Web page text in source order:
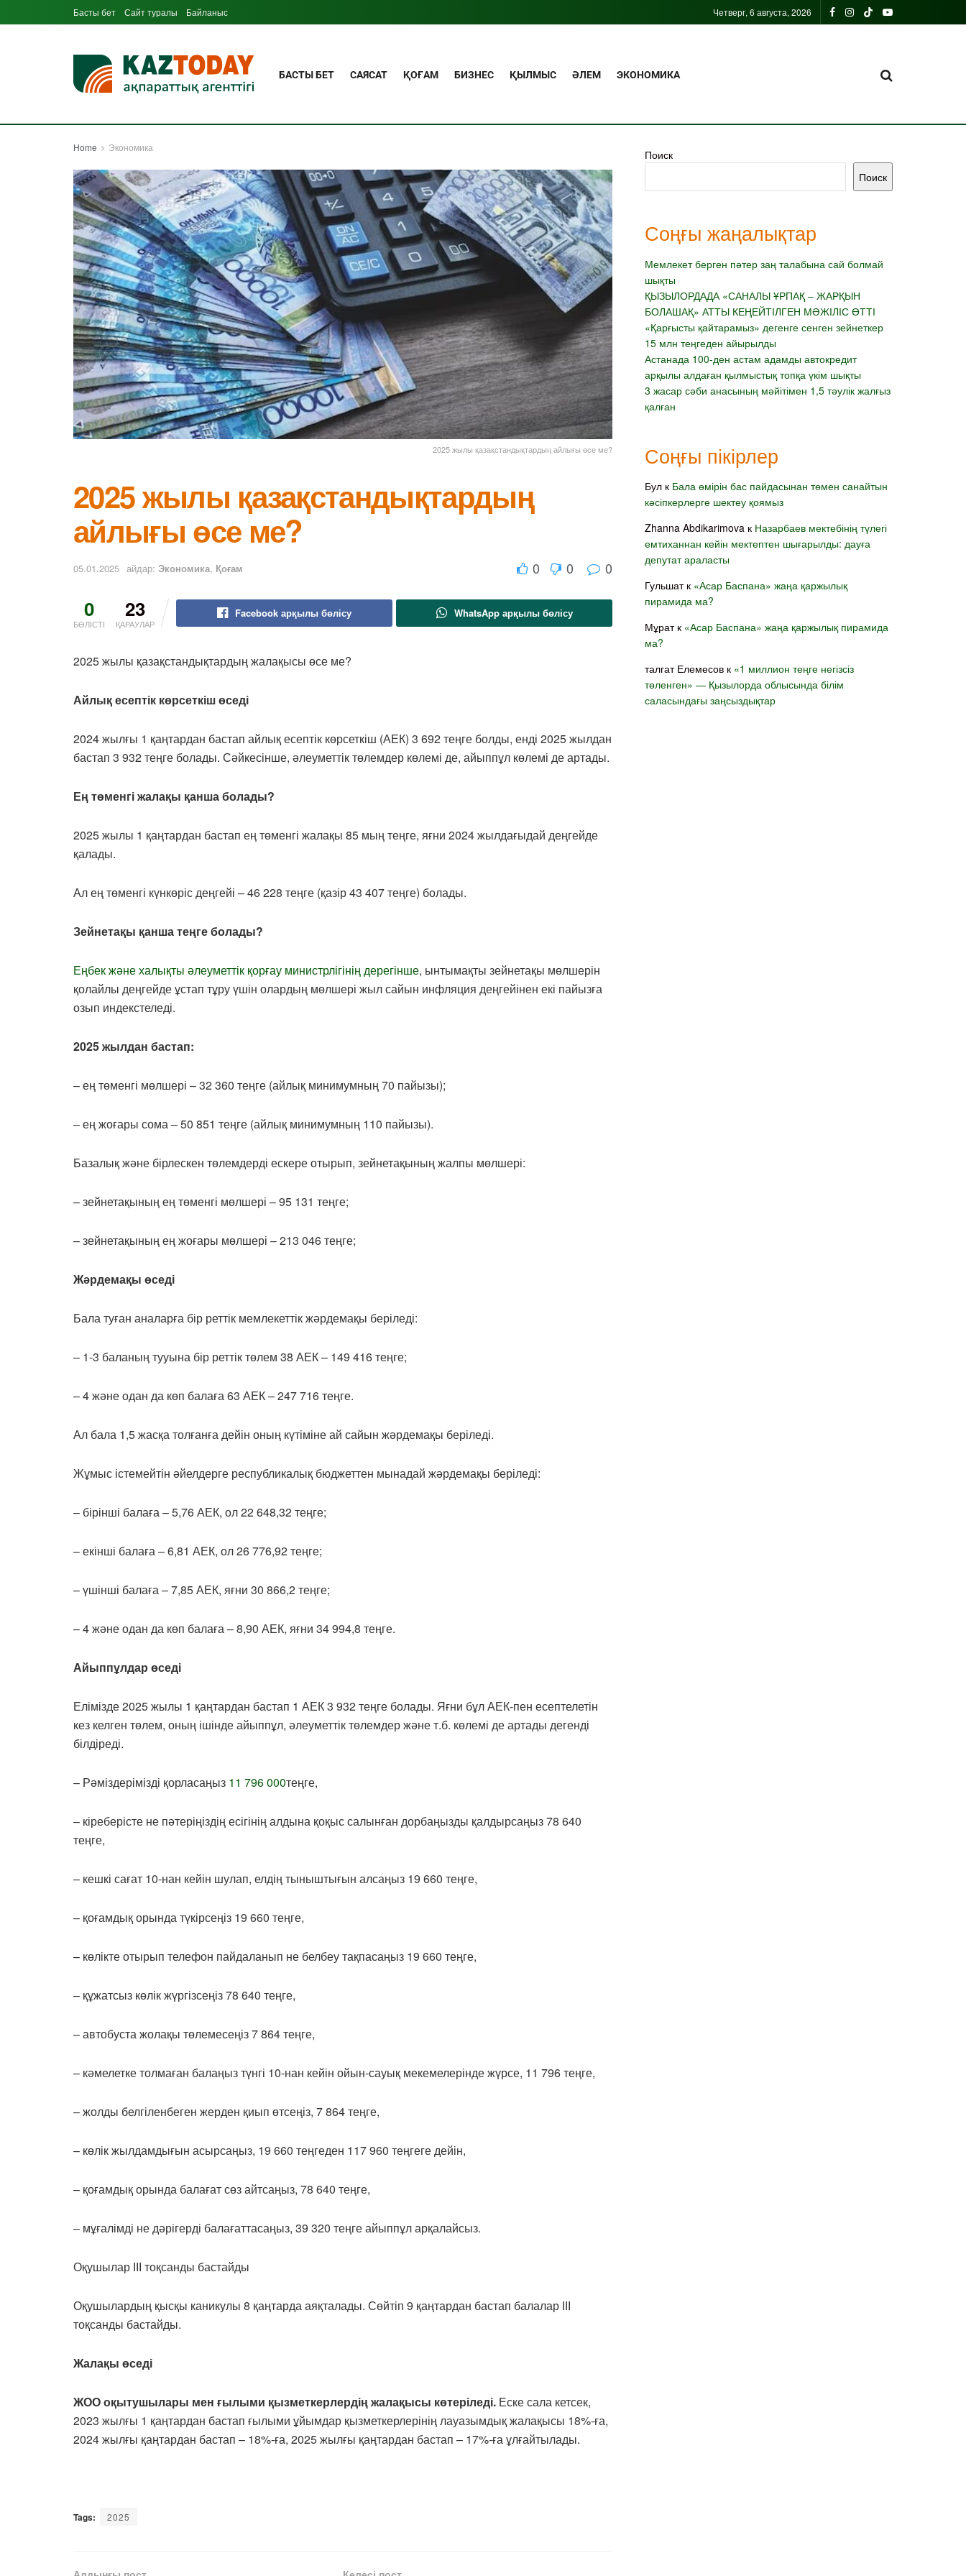
Басты бет Сайт туралы Байланыс Четверг, 6 августа, 2026
БАСТЫ БЕТ САЯСАТ ҚОҒАМ БИЗНЕС ҚЫЛМЫС ӘЛЕМ ЭКОНОМИКА
Home Экономика
2025 жылы қазақстандықтардың айлығы өсе ме?
2025 жылы қазақстандықтардың
айлығы өсе ме?
05.01.2025 айдар: Экономика, Қоғам 0 0 0
0
БӨЛІСТІ
23
ҚАРАУЛАР
Facebook арқылы бөлісу WhatsApp арқылы бөлісу
2025 жылы қазақстандықтардың жалақысы өсе ме?
Айлық есептік көрсеткіш өседі
2024 жылғы 1 қаңтардан бастап айлық есептік көрсеткіш (АЕК) 3 692 теңге болды, енді 2025 жылдан
бастап 3 932 теңге болады. Сәйкесінше, әлеуметтік төлемдер көлемі де, айыппұл көлемі де артады.
Ең төменгі жалақы қанша болады?
2025 жылы 1 қаңтардан бастап ең төменгі жалақы 85 мың теңге, яғни 2024 жылдағыдай деңгейде
қалады.
Ал ең төменгі күнкөріс деңгейі – 46 228 теңге (қазір 43 407 теңге) болады.
Зейнетақы қанша теңге болады?
Еңбек және халықты әлеуметтік қорғау министрлігінің дерегінше, ынтымақты зейнетақы мөлшерін
қолайлы деңгейде ұстап тұру үшін олардың мөлшері жыл сайын инфляция деңгейінен екі пайызға
озып индекстеледі.
2025 жылдан бастап:
– ең төменгі мөлшері – 32 360 теңге (айлық минимумның 70 пайызы);
– ең жоғары сома – 50 851 теңге (айлық минимумның 110 пайызы).
Базалық және бірлескен төлемдерді ескере отырып, зейнетақының жалпы мөлшері:
– зейнетақының ең төменгі мөлшері – 95 131 теңге;
– зейнетақының ең жоғары мөлшері – 213 046 теңге;
Жәрдемақы өседі
Бала туған аналарға бір реттік мемлекеттік жәрдемақы беріледі:
– 1-3 баланың тууына бір реттік төлем 38 АЕК – 149 416 теңге;
– 4 және одан да көп балаға 63 АЕК – 247 716 теңге.
Ал бала 1,5 жасқа толғанға дейін оның күтіміне ай сайын жәрдемақы беріледі.
Жұмыс істемейтін әйелдерге республикалық бюджеттен мынадай жәрдемақы беріледі:
– бірінші балаға – 5,76 АЕК, ол 22 648,32 теңге;
– екінші балаға – 6,81 АЕК, ол 26 776,92 теңге;
– үшінші балаға – 7,85 АЕК, яғни 30 866,2 теңге;
– 4 және одан да көп балаға – 8,90 АЕК, яғни 34 994,8 теңге.
Айыппұлдар өседі
Елімізде 2025 жылы 1 қаңтардан бастап 1 АЕК 3 932 теңге болады. Яғни бұл АЕК-пен есептелетін
кез келген төлем, оның ішінде айыппұл, әлеуметтік төлемдер және т.б. көлемі де артады дегенді
білдіреді.
– Рәміздерімізді қорласаңыз 11 796 000теңге,
– кіреберісте не пәтеріңіздің есігінің алдына қоқыс салынған дорбаңызды қалдырсаңыз 78 640
теңге,
– кешкі сағат 10-нан кейін шулап, елдің тыныштығын алсаңыз 19 660 теңге,
– қоғамдық орында түкірсеңіз 19 660 теңге,
– көлікте отырып телефон пайдаланып не белбеу тақпасаңыз 19 660 теңге,
– құжатсыз көлік жүргізсеңіз 78 640 теңге,
– автобуста жолақы төлемесеңіз 7 864 теңге,
– кәмелетке толмаған балаңыз түнгі 10-нан кейін ойын-сауық мекемелерінде жүрсе, 11 796 теңге,
– жолды белгіленбеген жерден қиып өтсеңіз, 7 864 теңге,
– көлік жылдамдығын асырсаңыз, 19 660 теңгеден 117 960 теңгеге дейін,
– қоғамдық орында балағат сөз айтсаңыз, 78 640 теңге,
– мұғалімді не дәрігерді балағаттасаңыз, 39 320 теңге айыппұл арқалайсыз.
Оқушылар ІІІ тоқсанды бастайды
Оқушылардың қысқы каникулы 8 қаңтарда аяқталады. Сөйтіп 9 қаңтардан бастап балалар ІІІ
тоқсанды бастайды.
Жалақы өседі
ЖОО оқытушылары мен ғылыми қызметкерлердің жалақысы көтеріледі. Еске сала кетсек,
2023 жылғы 1 қаңтардан бастап ғылыми ұйымдар қызметкерлерінің лауазымдық жалақысы 18%-ға,
2024 жылғы қаңтардан бастап – 18%-ға, 2025 жылғы қаңтардан бастап – 17%-ға ұлғайтылады.
Tags: 2025
Поиск
Поиск
Соңғы жаңалықтар
Мемлекет берген пәтер заң талабына сай болмай
шықты
ҚЫЗЫЛОРДАДА «САНАЛЫ ҰРПАҚ – ЖАРҚЫН
БОЛАШАҚ» АТТЫ КЕҢЕЙТІЛГЕН МӘЖІЛІС ӨТТІ
«Қарғысты қайтарамыз» дегенге сенген зейнеткер
15 млн теңгеден айырылды
Астанада 100-ден астам адамды автокредит
арқылы алдаған қылмыстық топқа үкім шықты
3 жасар сәби анасының мәйітімен 1,5 тәулік жалғыз
қалған
Соңғы пікірлер
Бул к Бала өмірін бас пайдасынан төмен санайтын
кәсіпкерлерге шектеу қоямыз
Zhanna Abdikarimova к Назарбаев мектебінің түлегі
емтиханнан кейін мектептен шығарылды: дауға
депутат араласты
Гульшатк «Асар Баспана» жаңа қаржылық
пирамида ма?
Мұратк «Асар Баспана» жаңа қаржылық пирамида
ма?
талгат Елемесов к «1 миллион теңге негізсіз
төленген» — Қызылорда облысында білім
саласындағы заңсыздықтар